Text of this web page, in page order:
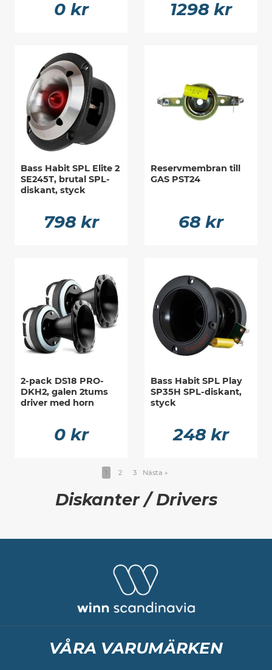
0 kr 1298 kr
Bass Habit SPL Elite 2
SE245T, brutal SPL-
diskant, styck
798 kr
Reservmembran till
GAS PST24
68 kr
2-pack DS18 PRO-
DKH2, galen 2tums
driver med horn
0 kr
Bass Habit SPL Play
SP35H SPL-diskant,
styck
248 kr
1 2 3 Nästa »
Diskanter / Drivers
VÅRA VARUMÄRKEN